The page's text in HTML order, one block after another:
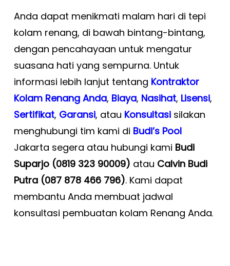
Anda dapat menikmati malam hari di tepi
kolam renang, di bawah bintang-bintang,
dengan pencahayaan untuk mengatur
suasana hati yang sempurna. Untuk
informasi lebih lanjut tentang Kontraktor
Kolam Renang Anda, Biaya, Nasihat, Lisensi,
Sertifikat, Garansi, atau Konsultasisilakan
menghubungi tim kami di Budi’s Pool
Jakarta segera atau hubungi kami Budi
Suparjo (0819 323 90009) atau Calvin Budi
Putra (087 878 466 796). Kami dapat
membantu Anda membuat jadwal
konsultasi pembuatan kolam Renang Anda.